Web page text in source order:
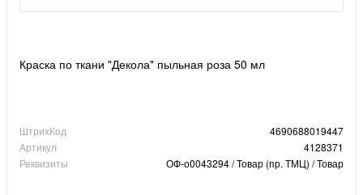
Краска по ткани "Декола" пыльная роза 50 мл
ШтрихКод
4690688019447
Артикул
4128371
Реквизиты
ОФ-о0043294 / Товар (пр. ТМЦ) / Товар